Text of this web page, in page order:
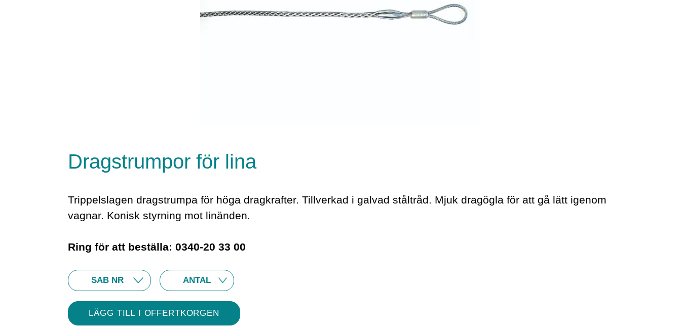
Dragstrumpor för lina
Trippelslagen dragstrumpa för höga dragkrafter. Tillverkad i galvad ståltråd. Mjuk dragögla för att gå lätt igenom
vagnar. Konisk styrning mot linänden.
Ring för att beställa: 0340-20 33 00